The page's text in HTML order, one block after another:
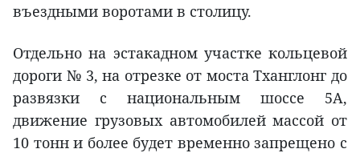
въездными воротами в столицу.
Отдельно на эстакадном участке кольцевой
дороги № 3, на отрезке от моста Тханглонг до
развязки с национальным шоссе 5A,
движение грузовых автомобилей массой от
10 тонн и более будет временно запрещено с